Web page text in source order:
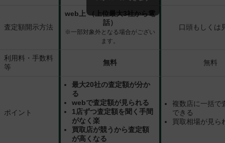
査定額開示方法
web上 （上位最大3社から電
話）
※一部対象外となる場合がござい
ます。
口頭もしくは
利用料・手数料
等
無料 無料
ポイント
最大20社の査定額が分か
る
webで査定額が見られる
1店ずつ査定額を聞く手間
がなく楽
買取店が競うから査定額
が高くなる
複数店に一括で
できる
買取相場が見ら